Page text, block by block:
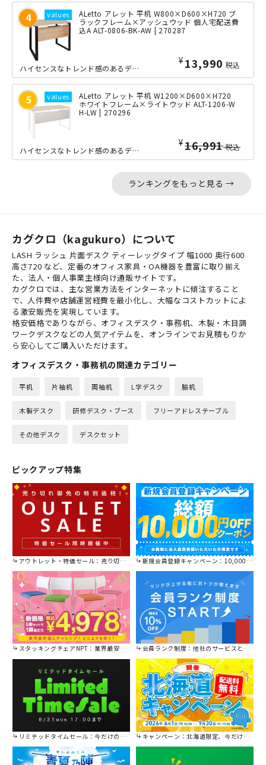
ALetto アレット 平机 W800×D600×H720 ブ
ラックフレーム×アッシュウッド 個人宅配送費
込A ALT-0806-BK-AW | 270287
¥ 13,990 税込
ハイセンスなトレンド感のあるデザインを目指した「ALetto」シリーズのコンパク...
ALetto アレット 平机 W1200×D600×H720
ホワイトフレーム×ライトウッド ALT-1206-W
H-LW | 270296
¥16,991税込
ハイセンスなトレンド感のあるデザインを目指した「ALetto（アレット）」シリー...
ランキングをもっと見る →
カグクロ（kagukuro）について
LASH ラッシュ 片面デスク ティーレッグタイプ 幅1000 奥行600
高さ720 など、定番のオフィス家具・OA機器を豊富に取り揃え
た、法人・個人事業主様向け通販サイトです。
カグクロでは、主な営業方法をインターネットに傾注すること
で、人件費や店舗運営経費を最小化し、大幅なコストカットによ
る激安販売を実現しています。
格安価格でありながら、オフィスデスク・事務机、木製・木目調
ワークデスクなどの人気アイテムを、オンラインでお見積もりか
ら安心してご購入いただけます。
オフィスデスク・事務机の関連カテゴリー
平机 片袖机 両袖机 L字デスク 脇机
木製デスク 研修デスク・ブース フリーアドレステーブル
その他デスク デスクセット
ピックアップ特集
アウトレット・特価セール：売り切れ御免の特別価格！ 新規会員登録キャンペーン：10,000円OFFクーポン進呈中！
スタッキングチェアNPT：業界最安値に挑戦！ 会員ランク制度：他社のサービスと比較してください。
リミテッドタイムセール：今だけの限定セール。 キャンペーン：北海道限定、今だけ送料無料！